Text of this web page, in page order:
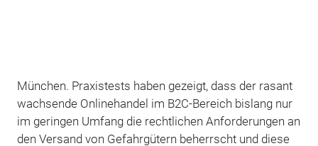
München. Praxistests haben gezeigt, dass der rasant
wachsende Onlinehandel im B2C-Bereich bislang nur
im geringen Umfang die rechtlichen Anforderungen an
den Versand von Gefahrgütern beherrscht und diese